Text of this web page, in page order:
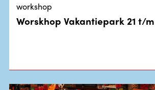
workshop
Worskhop Vakantiepark 21 t/m